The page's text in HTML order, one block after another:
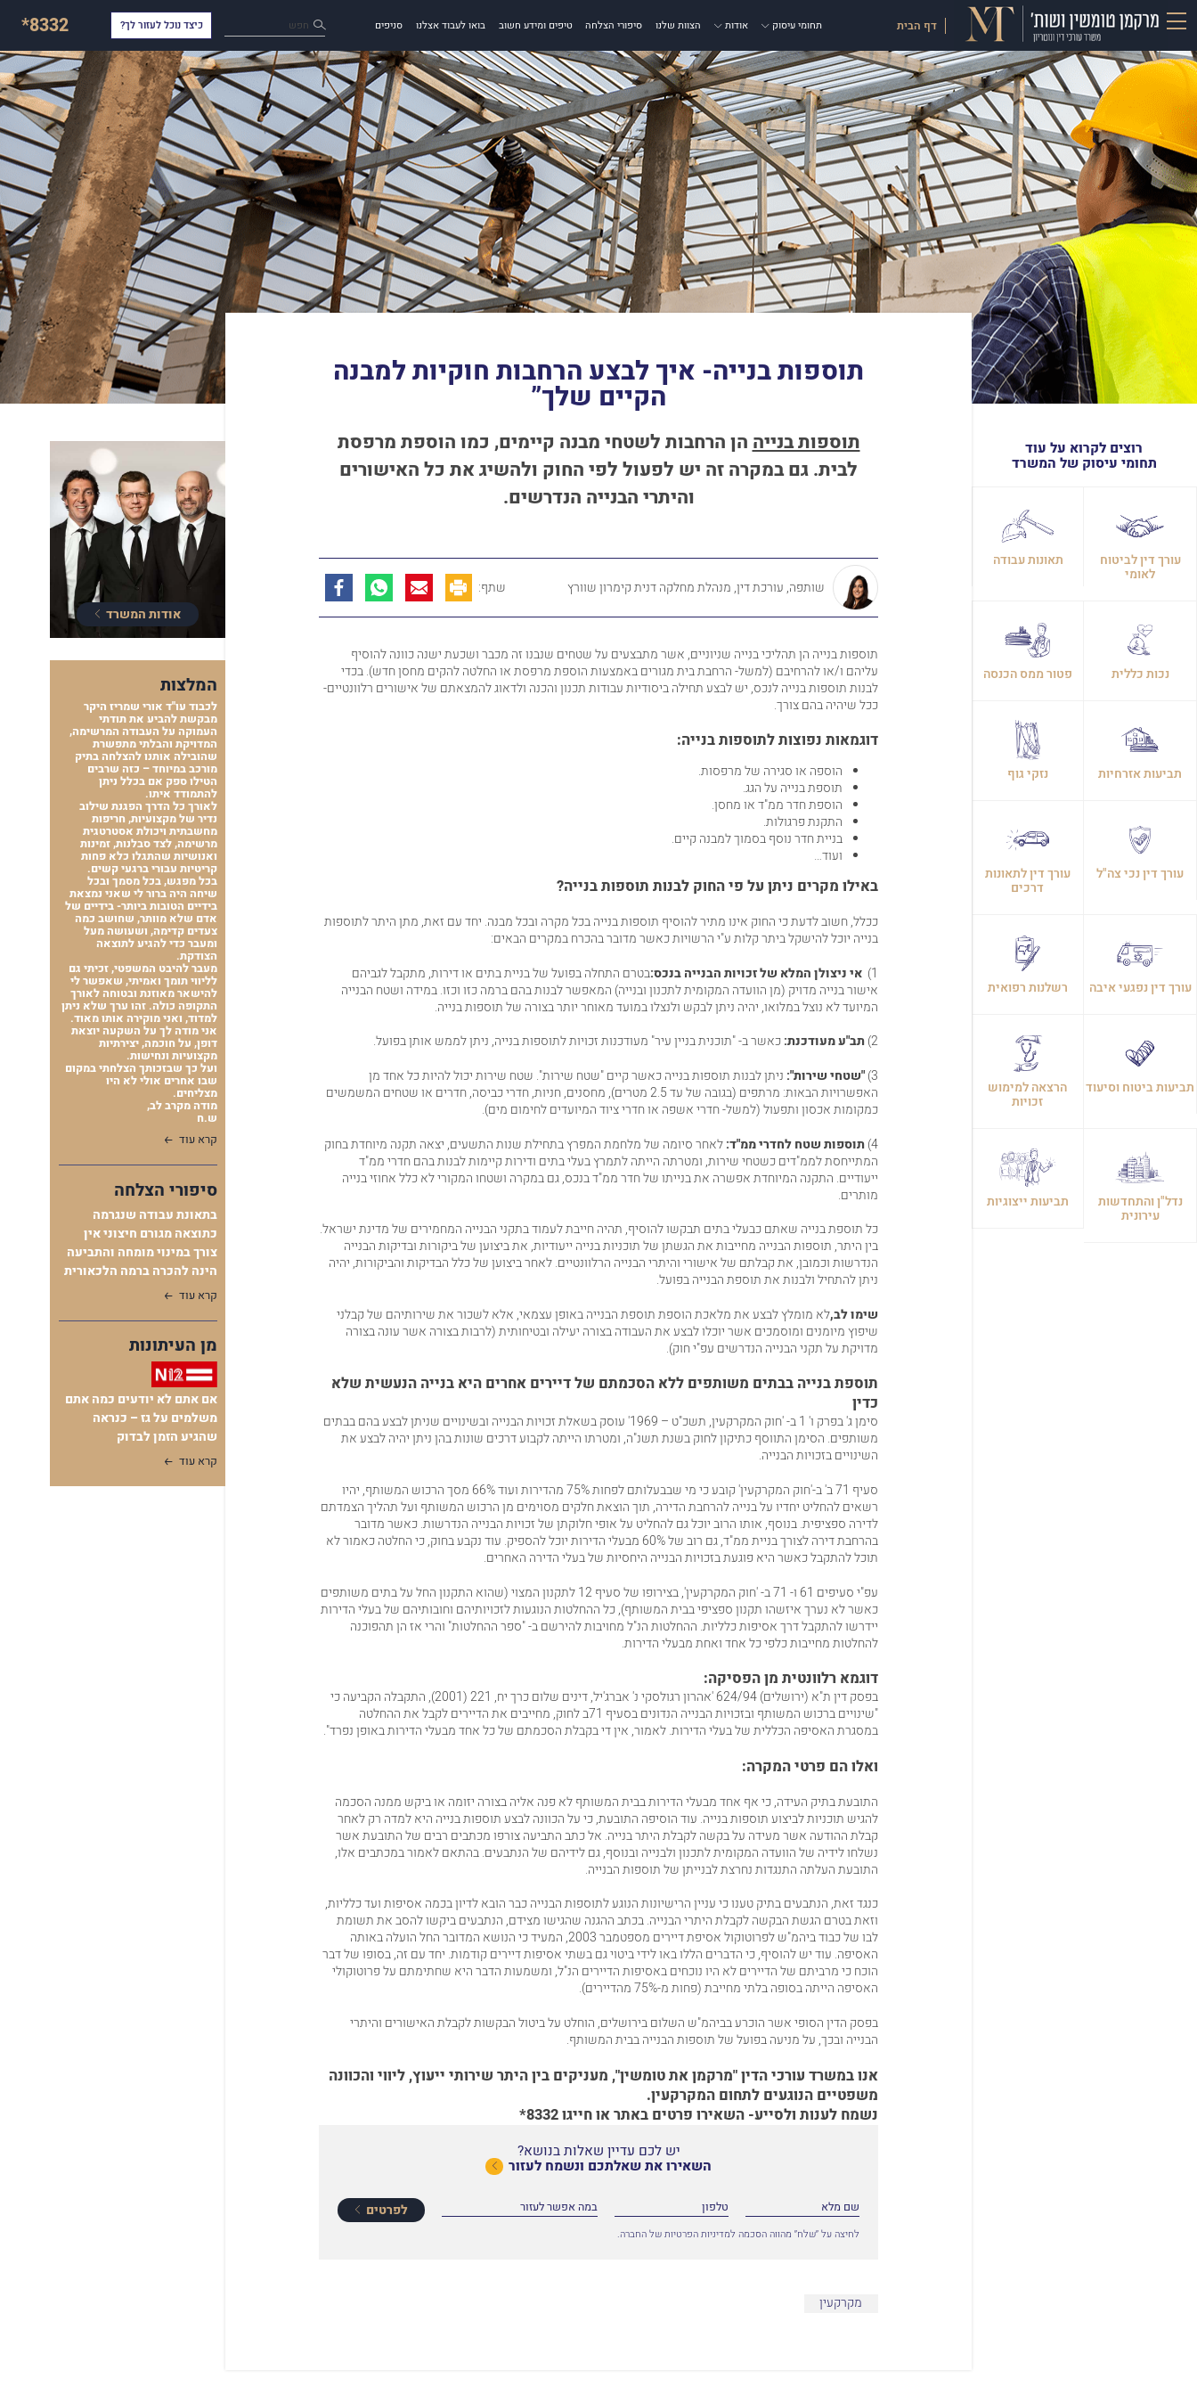
דף הבית תחומי עיסוק אודות הצוות שלנו סיפורי הצלחה טיפים ומידע חשוב בואו לעבוד אצלנו סניפים חפש כיצד נוכל לעזור לך? *8332
רוצים לקרוא על עוד
תחומי עיסוק של המשרד
עורך דין לביטוח
לאומי
תאונות עבודה
נכות כללית פטור ממס הכנסה
תביעות אזרחיות נזקי גוף
עורך דין נכי צה"ל עורך דין לתאונות
דרכים
עורך דין נפגעי איבה רשלנות רפואית
תביעות ביטוח וסיעוד הרצאה למימוש
זכויות
נדל"ן והתחדשות
עירונית
תביעות ייצוגיות
תוספות בנייה- איך לבצע הרחבות חוקיות למבנה
הקיים שלך”
תוספות בנייה הן הרחבות לשטחי מבנה קיימים, כמו הוספת מרפסת
לבית. גם במקרה זה יש לפעול לפי החוק ולהשיג את כל האישורים
והיתרי הבנייה הנדרשים.
שותפה, עורכת דין, מנהלת מחלקה דנית קימרון שוורץ שתף:
תוספות בנייה הן תהליכי בנייה שניוניים, אשר מתבצעים על שטחים שנבנו זה מכבר ושכעת ישנה כוונה להוסיף
עליהם ו/או להרחיבם (למשל- הרחבת בית מגורים באמצעות הוספת מרפסת או החלטה להקים מחסן חדש). בכדי
לבנות תוספות בנייה לנכס, יש לבצע תחילה ביסודיות עבודות תכנון והכנה ולדאוג להמצאתם של אישורים רלוונטיים-
ככל שיהיה בהם צורך.
דוגמאות נפוצות לתוספות בנייה:
הוספה או סגירה של מרפסות.
תוספת בנייה על הגג.
הוספת חדר ממ"ד או מחסן.
התקנת פרגולות.
בניית חדר נוסף בסמוך למבנה קיים.
ועוד…
באילו מקרים ניתן על פי החוק לבנות תוספות בנייה?
ככלל, חשוב לדעת כי החוק אינו מתיר להוסיף תוספות בנייה בכל מקרה ובכל מבנה. יחד עם זאת, מתן היתר לתוספות
בנייה יוכל להישקל ביתר קלות ע"י הרשויות כאשר מדובר בהכרח במקרים הבאים:
1) אי ניצולן המלא של זכויות הבנייה בנכס:בטרם התחלה בפועל של בניית בתים או דירות, מתקבל לגביהם
אישור בנייה מדויק (מן הוועדה המקומית לתכנון ובנייה) המאפשר לבנות בהם ברמה כזו וכזו. במידה ושטח הבנייה
המיועד לא נוצל במלואו, יהיה ניתן לבקש ולנצלו במועד מאוחר יותר בצורה של תוספות בנייה.
2) תב"ע מעודכנת: כאשר ב- "תוכנית בניין עיר" מעודכנות זכויות לתוספות בנייה, ניתן לממש אותן בפועל.
3) "שטחי שירות": ניתן לבנות תוספות בנייה כאשר קיים "שטח שירות". שטח שירות יכול להיות כל אחד מן
האפשרויות הבאות: מרתפים (בגובה של עד 2.5 מטרים), מחסנים, חניות, חדרי כביסה, חדרים או שטחים המשמשים
כמקומות אכסון ותפעול (למשל- חדרי אשפה או חדרי ציוד המיועדים לחימום מים).
4) תוספות שטח לחדרי ממ"ד:לאחר סיומה של מלחמת המפרץ בתחילת שנות התשעים, יצאה תקנה מיוחדת בחוק
המתייחסת לממ"דים כשטחי שירות, ומטרתה הייתה לתמרץ בעלי בתים ודירות קיימות לבנות בהם חדרי ממ"ד
ייעודיים. התקנה המיוחדת אפשרה את בנייתו של חדר ממ"ד בנכס, גם במקרה ושטחו המקורי לא כלל אחוזי בנייה
מותרים.
כל תוספת בנייה שאתם כבעלי בתים תבקשו להוסיף, תהיה חייבת לעמוד בתקני הבנייה המחמירים של מדינת ישראל.
בין היתר, תוספות הבנייה מחייבות את הגשתן של תוכניות בנייה ייעודיות, את ביצוען של ביקורות ובדיקות הבנייה
הנדרשות וכמובן, את קבלתם של אישורי והיתרי הבנייה הרלוונטיים. לאחר ביצוען של כלל הבדיקות והביקורות, יהיה
ניתן להתחיל ולבנות את תוספת הבנייה בפועל.
שימו לב,לא מומלץ לבצע את מלאכת הוספת תוספת הבנייה באופן עצמאי, אלא לשכור את שירותיהם של קבלני
שיפוץ מיומנים ומוסמכים אשר יוכלו לבצע את העבודה בצורה יעילה ובטיחותית (לרבות בצורה אשר עונה בצורה
מדויקת על תקני הבנייה הנדרשים עפ"י חוק).
תוספת בנייה בבתים משותפים ללא הסכמתם של דיירים אחרים היא בנייה הנעשית שלא
כדין
סימן ג' בפרק ו' 1 ב- 'חוק המקרקעין, תשכ"ט – 1969' עוסק בשאלת זכויות הבנייה ובשינויים שניתן לבצע בהם בבתים
משותפים. הסימן התווסף כתיקון לחוק בשנת תשנ"ה, ומטרתו הייתה לקבוע דרכים שונות בהן ניתן יהיה לבצע את
השינויים בזכויות הבנייה.
סעיף 71 ב' ב-'חוק המקרקעין' קובע כי מי שבבעלותם לפחות 75% מהדירות ועוד 66% מסך הרכוש המשותף, יהיו
רשאים להחליט יחדיו על בנייה להרחבת הדירה, תוך הוצאת חלקים מסוימים מן הרכוש המשותף ועל תהליך הצמדתם
לדירה ספציפית. בנוסף, אותו הרוב יוכל גם להחליט על אופי חלוקתן של זכויות הבנייה הנדרשות. כאשר מדובר
בהרחבת דירה לצורך בניית ממ"ד, גם רוב של 60% מבעלי הדירות יוכל להספיק. עוד נקבע בחוק, כי החלטה כאמור לא
תוכל להתקבל כאשר היא פוגעת בזכויות הבנייה היחסיות של בעלי הדירה האחרים.
עפ"י סעיפים 61 ו- 71 ב- 'חוק המקרקעין', בצירופו של סעיף 12 לתקנון המצוי (שהוא התקנון החל על בתים משותפים
כאשר לא נערך איזשהו תקנון ספציפי בבית המשותף), כל ההחלטות הנוגעות לזכויותיהם וחובותיהם של בעלי הדירות
יידרשו להתקבל דרך אסיפות כלליות. ההחלטות הנ"ל מחויבות להירשם ב- "ספר ההחלטות" והרי אז הן תהפוכנה
להחלטות מחייבות כלפי כל אחד ואחת מבעלי הדירות.
דוגמא רלוונטית מן הפסיקה:
בפסק דין ת"א (ירושלים)624/94
'אהרון רגולסקי נ' אברג'יל, דינים שלום כרך יח, 221 (2001), התקבלה הקביעה כי
"שינויים ברכוש המשותף ובזכויות הבנייה הנדונים בסעיף 71ב לחוק, מחייבים את הדיירים לקבל את ההחלטה
במסגרת האסיפה הכללית של בעלי הדירות. לאמור, אין די בקבלת הסכמתם של כל אחד מבעלי הדירות באופן נפרד".
ואלו הם פרטי המקרה:
התובעת בתיק העידה, כי אף אחד מבעלי הדירות בבית המשותף לא פנה אליה בצורה יזומה או ביקש ממנה הסכמה
להגיש תוכניות לביצוע תוספות בנייה. עוד הוסיפה התובעת, כי על הכוונה לבצע תוספות בנייה היא למדה רק לאחר
קבלת ההודעה אשר מעידה על בקשה לקבלת היתר בנייה. אל כתב התביעה צורפו מכתבים רבים של התובעת אשר
נשלחו לידיה של הוועדה המקומית לתכנון ולבנייה ובנוסף, גם לידיהם של הנתבעים. בהתאם לאמור במכתבים אלו,
התובעת העלתה התנגדות נחרצת לבנייתן של תוספות הבנייה.
כנגד זאת, הנתבעים בתיק טענו כי עניין הרישיונות הנוגע לתוספות הבנייה כבר הובא לדיון בכמה אסיפות ועד כלליות,
וזאת בטרם הגשת הבקשה לקבלת היתרי הבנייה. בכתב ההגנה שהגישו מצידם, הנתבעים ביקשו להסב את תשומת
לבו של כבוד ביהמ"ש לפרוטוקול אסיפת דיירים מספטמבר 2003, המעיד כי הנושא המדובר החל הועלה באותה
האסיפה. עוד יש להוסיף, כי הדברים הללו באו לידי ביטוי גם בשתי אסיפות דיירים קודמות. יחד עם זה, בסופו של דבר
הוכח כי מרביתם של הדיירים לא היו נוכחים באסיפות הדיירים הנ"ל, ומשמעות הדבר היא שחתימתם על פרוטוקולי
האסיפה הייתה בסופה בלתי מחייבת (פחות מ-75% מהדיירים).
בפסק הדין הסופי אשר הוכרע בביהמ"ש השלום בירושלים, הוחלט על ביטול הבקשות לקבלת האישורים והיתרי
הבנייה ובכך, על מניעה בפועל של תוספות הבנייה בבית המשותף.
אנו במשרד עורכי הדין "מרקמן את טומשין", מעניקים בין היתר שירותי ייעוץ, ליווי והכוונה
משפטיים הנוגעים לתחום המקרקעין.
נשמח לענות ולסייע-השאירו פרטים באתראו חייגו8332*
יש לכם עדיין שאלות בנושא?
השאירו את שאלתכם ונשמח לעזור
לחיצה על ״שלח״ מהווה הסכמה למדיניות הפרטיות של החברה.
לפרטים
מקרקעין
אודות המשרד
המלצות
לכבוד עו"ד אורי שמריז היקר
מבקשת להביע את תודתי
העמוקה על העבודה המרשימה,
המדויקת והבלתי מתפשרת
שהובילה אותנו להצלחה בתיק
מורכב במיוחד – כזה שרבים
הטילו ספק אם בכלל ניתן
להתמודד איתו.
לאורך כל הדרך הפגנת שילוב
נדיר של מקצועיות, חריפות
מחשבתית ויכולת אסטרטגית
מרשימה, לצד סבלנות, זמינות
ואנושיות שהתגלו כלא פחות
קריטיות עבורי ברגעי קשים.
בכל מפגש, בכל מסמך ובכל
שיחה היה ברור לי שאני נמצאת
בידיים הטובות ביותר- בידיים של
אדם שלא מוותר, שחושב כמה
צעדים קדימה, ושעושה מעל
ומעבר כדי להגיע לתוצאה
הצודקת.
מעבר להיבט המשפטי, זכיתי גם
לליווי תומך ואמיתי, שאפשר לי
להישאר מאוזנת ובטוחה לאורך
התקופה כולה. זהו ערך שלא ניתן
למדוד, ואני מוקירה אותו מאוד.
אני מודה לך על השקעה יוצאת
דופן, על חוכמה, יצירתיות
מקצועיות ונחישות.
ועל כך שבזכותך הצלחתי במקום
שבו אחרים אולי לא היו
מצליחים.
מודה מקרב לב,
ש.ח
קרא עוד
סיפורי הצלחה
בתאונת עבודה שנגרמה
כתוצאה מגורם חיצוני אין
צורך במינוי מומחה והתביעה
הינה להכרה ברמה הלכאורית
קרא עוד
מן העיתונות
אם אתם לא יודעים כמה אתם
משלמים על גז – כנראה
שהגיע הזמן לבדוק
קרא עוד